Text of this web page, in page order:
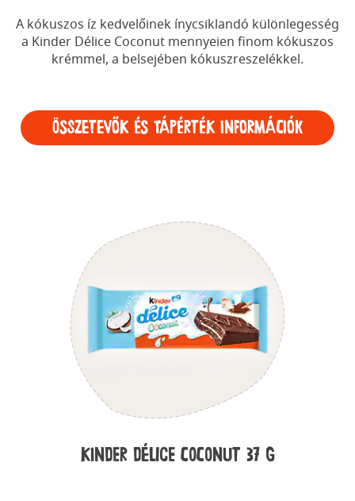
A kókuszos íz kedvelőinek ínycsiklandó különlegesség
a Kinder Délice Coconut mennyeien finom kókuszos
krémmel, a belsejében kókuszreszelékkel.
Összetevők és tápérték információk
KINDER DÉLICE COCONUT 37 G